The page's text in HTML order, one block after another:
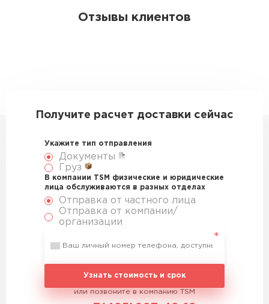
Отзывы клиентов
Получите расчет доставки сейчас
Укажите тип отправления
Документы
Груз
В компании TSM физические и юридические
лица обслуживаются в разных отделах
Отправка от частного лица
Отправка от компании/
организации
Узнать стоимость и срок
или позвоните в компанию TSM